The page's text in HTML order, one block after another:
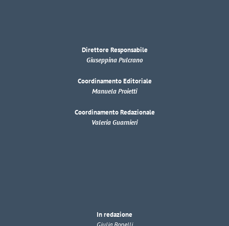
Direttore Responsabile
Giuseppina Pulcrano
Coordinamento Editoriale
Manuela Proietti
Coordinamento Redazionale
Valeria Guarnieri
In redazione